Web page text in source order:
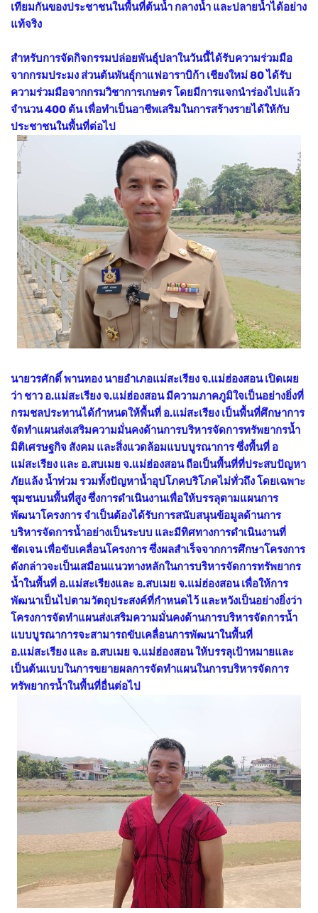
เทียมกันของประชาชนในพื้นที่ต้นน้ำ กลางน้ำ และปลายน้ำได้อย่าง
แท้จริง
สำหรับการจัดกิจกรรมปล่อยพันธุ์ปลาในวันนี้ได้รับความร่วมมือ
จากกรมประมง ส่วนต้นพันธุ์กาแฟอาราบิก้า เชียงใหม่ 80 ได้รับ
ความร่วมมือจากกรมวิชาการเกษตร โดยมีการแจกนำร่องไปแล้ว
จำนวน 400 ต้น เพื่อทำเป็นอาชีพเสริมในการสร้างรายได้ให้กับ
ประชาชนในพื้นที่ต่อไป
นายวรศักดิ์ พานทอง นายอำเภอแม่สะเรียง จ.แม่ฮ่องสอน เปิดเผย
ว่า ชาว อ.แม่สะเรียง จ.แม่ฮ่องสอน มีความภาคภูมิใจเป็นอย่างยิ่งที่
กรมชลประทานได้กำหนดให้พื้นที่ อ.แม่สะเรียง เป็นพื้นที่ศึกษาการ
จัดทำแผนส่งเสริมความมั่นคงด้านการบริหารจัดการทรัพยากรน้ำ
มิติเศรษฐกิจ สังคม และสิ่งแวดล้อมแบบบูรณาการ ซึ่งพื้นที่ อ
แม่สะเรียง และ อ.สบเมย จ.แม่ฮ่องสอน ถือเป็นพื้นที่ที่ประสบปัญหา
ภัยแล้ง น้ำท่วม รวมทั้งปัญหาน้ำอุปโภคบริโภคไม่ทั่วถึง โดยเฉพาะ
ชุมชนบนพื้นที่สูง ซึ่งการดำเนินงานเพื่อให้บรรลุตามแผนการ
พัฒนาโครงการ จำเป็นต้องได้รับการสนับสนุนข้อมูลด้านการ
บริหารจัดการน้ำอย่างเป็นระบบ และมีทิศทางการดำเนินงานที่
ชัดเจน เพื่อขับเคลื่อนโครงการ ซึ่งผลสำเร็จจากการศึกษาโครงการ
ดังกล่าวจะเป็นเสมือนแนวทางหลักในการบริหารจัดการทรัพยากร
น้ำในพื้นที่ อ.แม่สะเรียงและ อ.สบเมย จ.แม่ฮ่องสอน เพื่อให้การ
พัฒนาเป็นไปตามวัตถุประสงค์ที่กำหนดไว้ และหวังเป็นอย่างยิ่งว่า
โครงการจัดทำแผนส่งเสริมความมั่นคงด้านการบริหารจัดการน้ำ
แบบบูรณาการจะสามารถขับเคลื่อนการพัฒนาในพื้นที่
อ.แม่สะเรียง และ อ.สบเมย จ.แม่ฮ่องสอน ให้บรรลุเป้าหมายและ
เป็นต้นแบบในการขยายผลการจัดทำแผนในการบริหารจัดการ
ทรัพยากรน้ำในพื้นที่อื่นต่อไป